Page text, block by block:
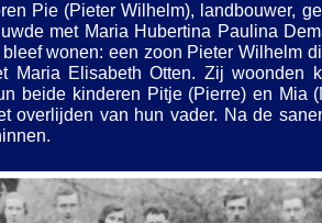
Pie (Pieter Wilhelm), landbouwer,
met Maria Hubertina Paulina
wonen: een zoon Pieter Wilhelm
Maria Elisabeth Otten. Zij woonden
beide kinderen Pitje (Pierre) en Mia
overlijden van hun vader. Na de